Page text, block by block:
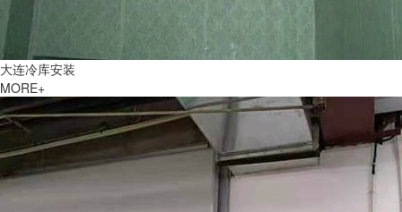
大连冷库安装
MORE+